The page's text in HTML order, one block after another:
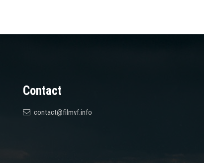
Contact
contact@filmvf.info